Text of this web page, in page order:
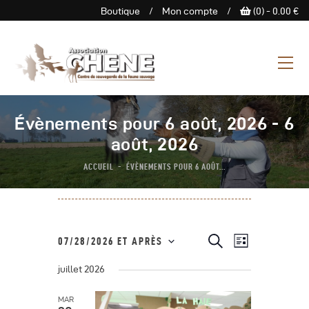
Boutique / Mon compte / (0) - 0.00 €
Évènements pour 6 août, 2026 - 6
août, 2026
ACCUEIL ÉVÈNEMENTS POUR 6 AOÛT...
ASSOCIATION CHENE
Centre de Sauvegarde de la
faune sauvage
L’Association
Centre De Sauvegarde
Espace Découverte
Nous Soutenir
R
e
c
R
h
r
c
N
i
L
s
e
07/28/2026 ET APRÈS
éjuillet 2026
MAR